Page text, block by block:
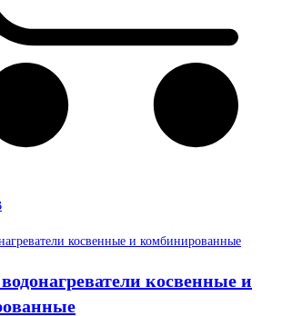
косвенные и комбинированные
косвенные и